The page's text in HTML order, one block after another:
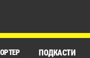
ПОДКАСТИ